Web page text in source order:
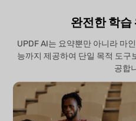
완전한 학
UPDF AI는 요약뿐만 아니라 마
능까지 제공하여 단일 목적 도구
공합